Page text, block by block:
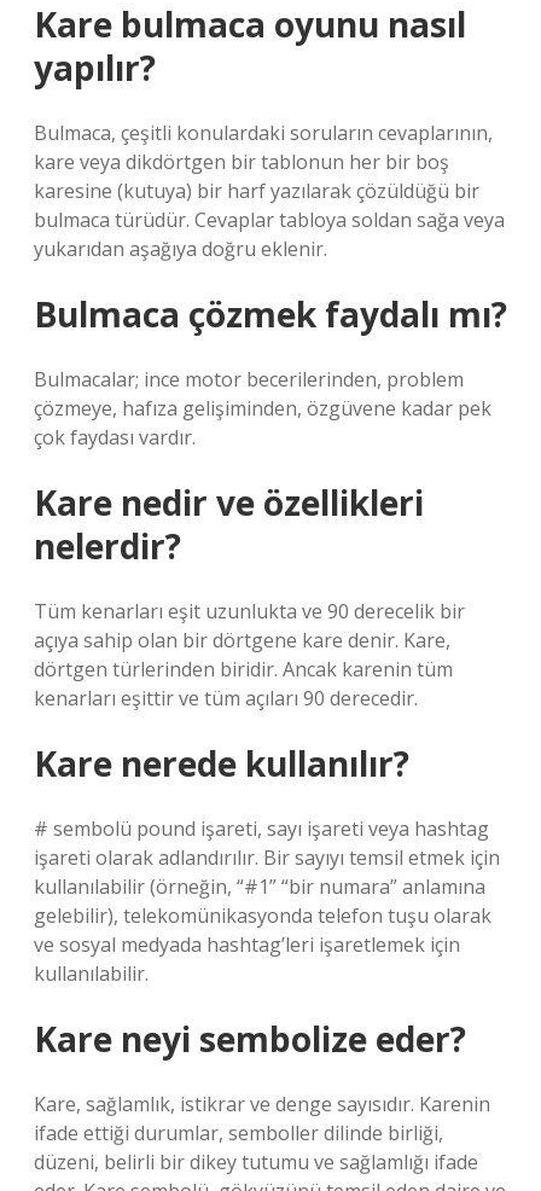
Kare bulmaca oyunu nasıl
yapılır?
Bulmaca, çeşitli konulardaki soruların cevaplarının,
kare veya dikdörtgen bir tablonun her bir boş
karesine (kutuya) bir harf yazılarak çözüldüğü bir
bulmaca türüdür. Cevaplar tabloya soldan sağa veya
yukarıdan aşağıya doğru eklenir.
Bulmaca çözmek faydalı mı?
Bulmacalar; ince motor becerilerinden, problem
çözmeye, hafıza gelişiminden, özgüvene kadar pek
çok faydası vardır.
Kare nedir ve özellikleri
nelerdir?
Tüm kenarları eşit uzunlukta ve 90 derecelik bir
açıya sahip olan bir dörtgene kare denir. Kare,
dörtgen türlerinden biridir. Ancak karenin tüm
kenarları eşittir ve tüm açıları 90 derecedir.
Kare nerede kullanılır?
# sembolü pound işareti, sayı işareti veya hashtag
işareti olarak adlandırılır. Bir sayıyı temsil etmek için
kullanılabilir (örneğin, “#1” “bir numara” anlamına
gelebilir), telekomünikasyonda telefon tuşu olarak
ve sosyal medyada hashtag’leri işaretlemek için
kullanılabilir.
Kare neyi sembolize eder?
Kare, sağlamlık, istikrar ve denge sayısıdır. Karenin
ifade ettiği durumlar, semboller dilinde birliği,
düzeni, belirli bir dikey tutumu ve sağlamlığı ifade